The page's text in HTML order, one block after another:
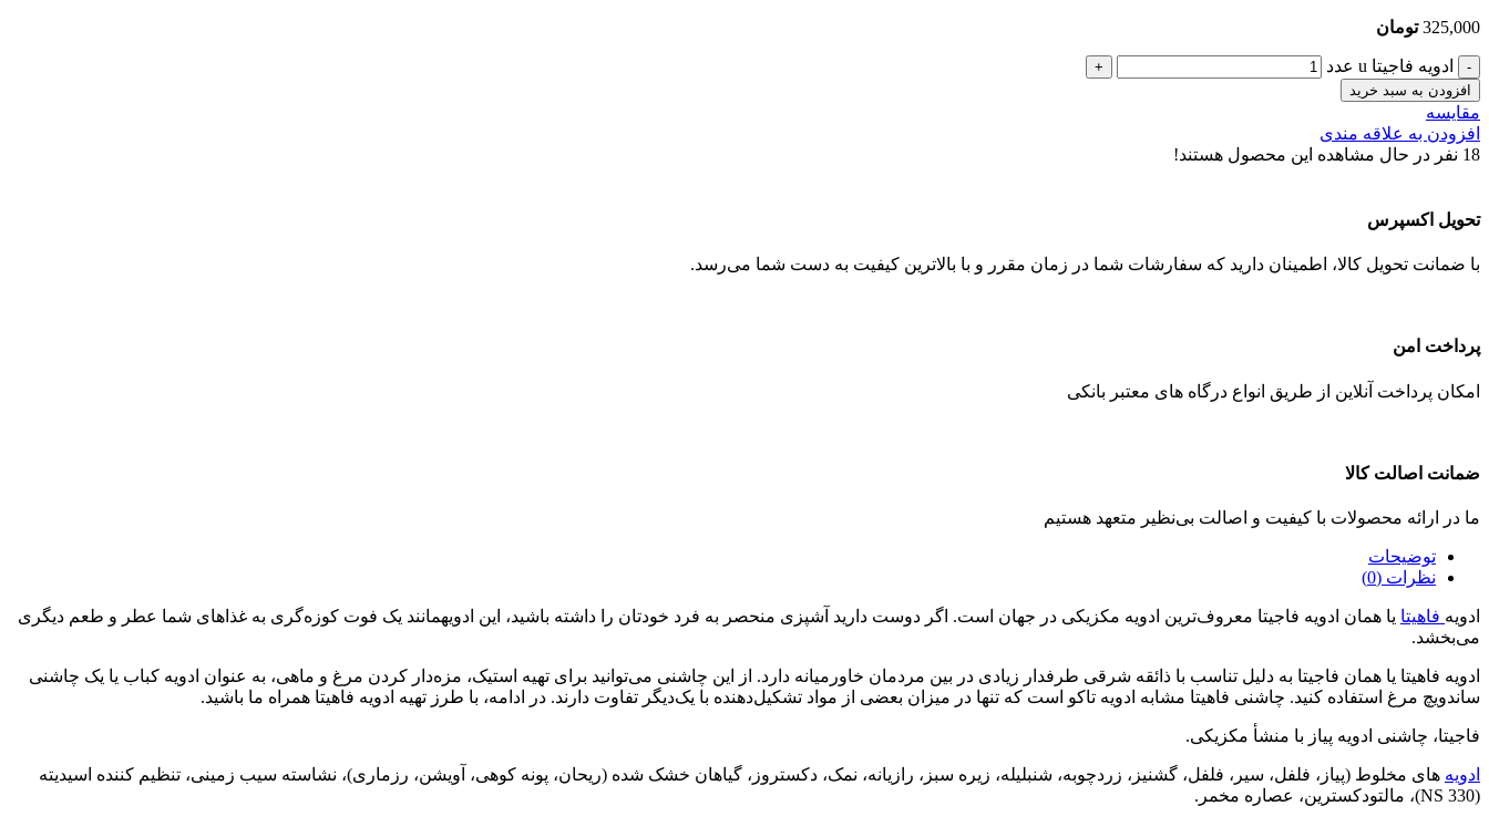
325,000 تومان
ادویه فاجیتا u عدد
افزودن به سبد خرید
مقایسه
افزودن به علاقه مندی
18 نفر در حال مشاهده این محصول هستند!
تحویل اکسپرس
با ضمانت تحویل کالا، اطمینان دارید که سفارشات شما در زمان مقرر و با بالاترین کیفیت به دست شما می‌رسد.
پرداخت امن
امکان پرداخت آنلاین از طریق انواع درگاه های معتبر بانکی
ضمانت اصالت کالا
ما در ارائه محصولات با کیفیت و اصالت بی‌نظیر متعهد هستیم
توضیحات
نظرات (0)
ادویه فاهیتا یا همان ادویه فاجیتا معروف‌ترین ادویه مکزیکی در جهان است. اگر دوست دارید آشپزی منحصر به فرد خودتان را داشته باشید، این ادویهمانند یک فوت کوزه‌گری به غذاهای شما عطر و طعم دیگری
می‌بخشد.
ادویه فاهیتا یا همان فاجیتا به دلیل تناسب با ذائقه شرقی طرفدار زیادی در بین مردمان خاورمیانه دارد. از این چاشنی می‌توانید برای تهیه استیک، مزه‌دار کردن مرغ و ماهی، به عنوان ادویه کباب یا یک چاشنی
ساندویچ مرغ استفاده کنید. چاشنی فاهیتا مشابه ادویه تاکو است که تنها در میزان بعضی از مواد تشکیل‌دهنده با یک‌دیگر تفاوت دارند. در ادامه، با طرز تهیه ادویه فاهیتا همراه ما باشید.
فاجیتا، چاشنی ادویه پیاز با منشأ مکزیکی.
ادویه های مخلوط (پیاز، فلفل، سیر، فلفل، گشنیز، زردچوبه، شنبلیله، زیره سبز، رازیانه، نمک، دکستروز، گیاهان خشک شده (ریحان، پونه کوهی، آویشن، رزماری)، نشاسته سیب زمینی، تنظیم کننده اسیدیته
(NS 330)، مالتودکسترین، عصاره مخمر.